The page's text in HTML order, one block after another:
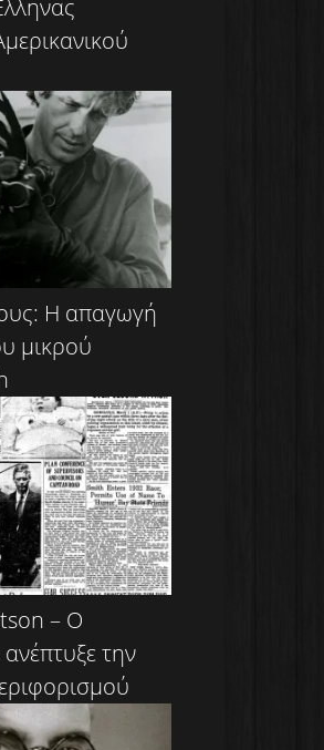
Η απαγωγή
μικρού
– Ο
την